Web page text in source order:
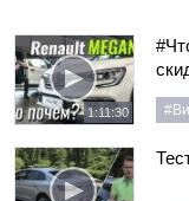
1:11:30